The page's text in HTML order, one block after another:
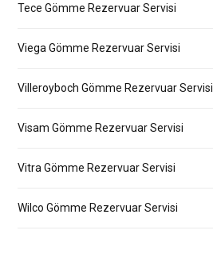
Tece Gömme Rezervuar Servisi
Viega Gömme Rezervuar Servisi
Villeroyboch Gömme Rezervuar Servisi
Visam Gömme Rezervuar Servisi
Vitra Gömme Rezervuar Servisi
Wilco Gömme Rezervuar Servisi